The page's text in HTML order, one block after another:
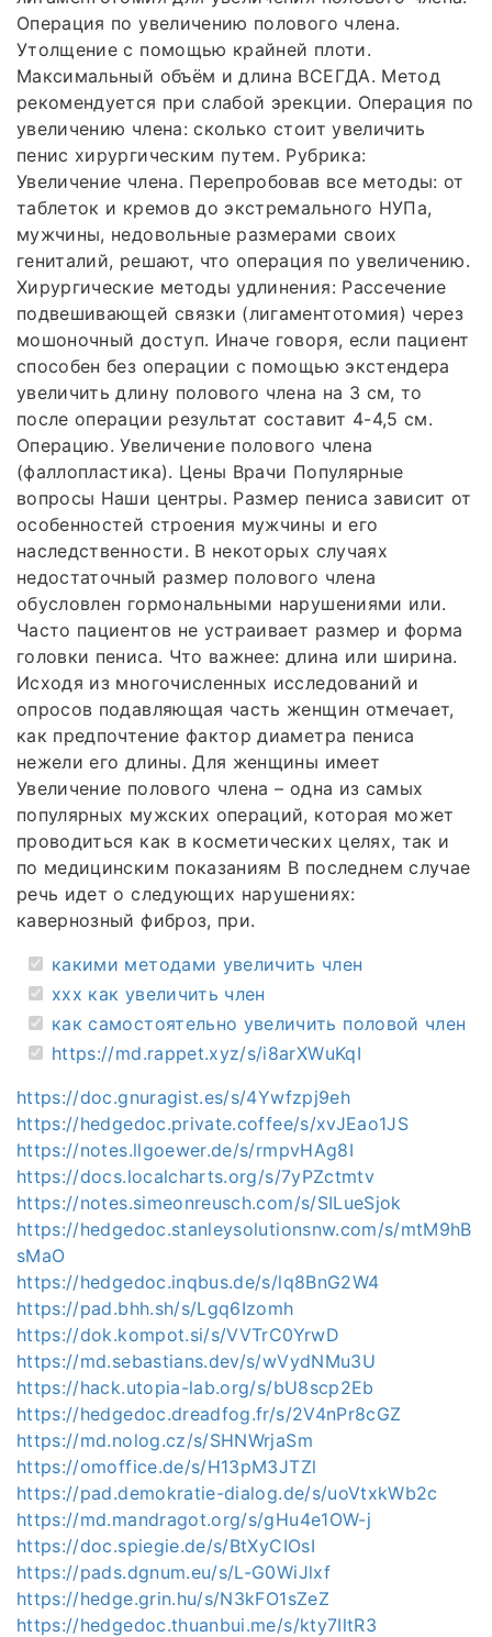
Операция по увеличению полового члена.
Утолщение с помощью крайней плоти.
Максимальный объём и длина ВСЕГДА. Метод
рекомендуется при слабой эрекции. Операция по
увеличению члена: сколько стоит увеличить
пенис хирургическим путем. Рубрика:
Увеличение члена. Перепробовав все методы: от
таблеток и кремов до экстремального НУПа,
мужчины, недовольные размерами своих
гениталий, решают, что операция по увеличению.
Хирургические методы удлинения: Рассечение
подвешивающей связки (лигаментотомия) через
мошоночный доступ. Иначе говоря, если пациент
способен без операции с помощью экстендера
увеличить длину полового члена на 3 см, то
после операции результат составит 4-4,5 см.
Операцию. Увеличение полового члена
(фаллопластика). Цены Врачи Популярные
вопросы Наши центры. Размер пениса зависит от
особенностей строения мужчины и его
наследственности. В некоторых случаях
недостаточный размер полового члена
обусловлен гормональными нарушениями или.
Часто пациентов не устраивает размер и форма
головки пениса. Что важнее: длина или ширина.
Исходя из многочисленных исследований и
опросов подавляющая часть женщин отмечает,
как предпочтение фактор диаметра пениса
нежели его длины. Для женщины имеет
Увеличение полового члена – одна из самых
популярных мужских операций, которая может
проводиться как в косметических целях, так и
по медицинским показаниям В последнем случае
речь идет о следующих нарушениях:
кавернозный фиброз, при.
какими методами увеличить член
xxx как увеличить член
как самостоятельно увеличить половой член
https://md.rappet.xyz/s/i8arXWuKqI
https://doc.gnuragist.es/s/4Ywfzpj9eh
https://hedgedoc.private.coffee/s/xvJEao1JS
https://notes.llgoewer.de/s/rmpvHAg8I
https://docs.localcharts.org/s/7yPZctmtv
https://notes.simeonreusch.com/s/SILueSjok
https://hedgedoc.stanleysolutionsnw.com/s/mtM9hB
sMaO
https://hedgedoc.inqbus.de/s/lq8BnG2W4
https://pad.bhh.sh/s/Lgq6Izomh
https://dok.kompot.si/s/VVTrC0YrwD
https://md.sebastians.dev/s/wVydNMu3U
https://hack.utopia-lab.org/s/bU8scp2Eb
https://hedgedoc.dreadfog.fr/s/2V4nPr8cGZ
https://md.nolog.cz/s/SHNWrjaSm
https://omoffice.de/s/H13pM3JTZl
https://pad.demokratie-dialog.de/s/uoVtxkWb2c
https://md.mandragot.org/s/gHu4e1OW-j
https://doc.spiegie.de/s/BtXyCIOsI
https://pads.dgnum.eu/s/L-G0WiJlxf
https://hedge.grin.hu/s/N3kFO1sZeZ
https://hedgedoc.thuanbui.me/s/kty7IltR3